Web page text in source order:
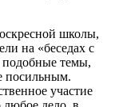
школы,
на «беседах с
темы,
посильным.
участие